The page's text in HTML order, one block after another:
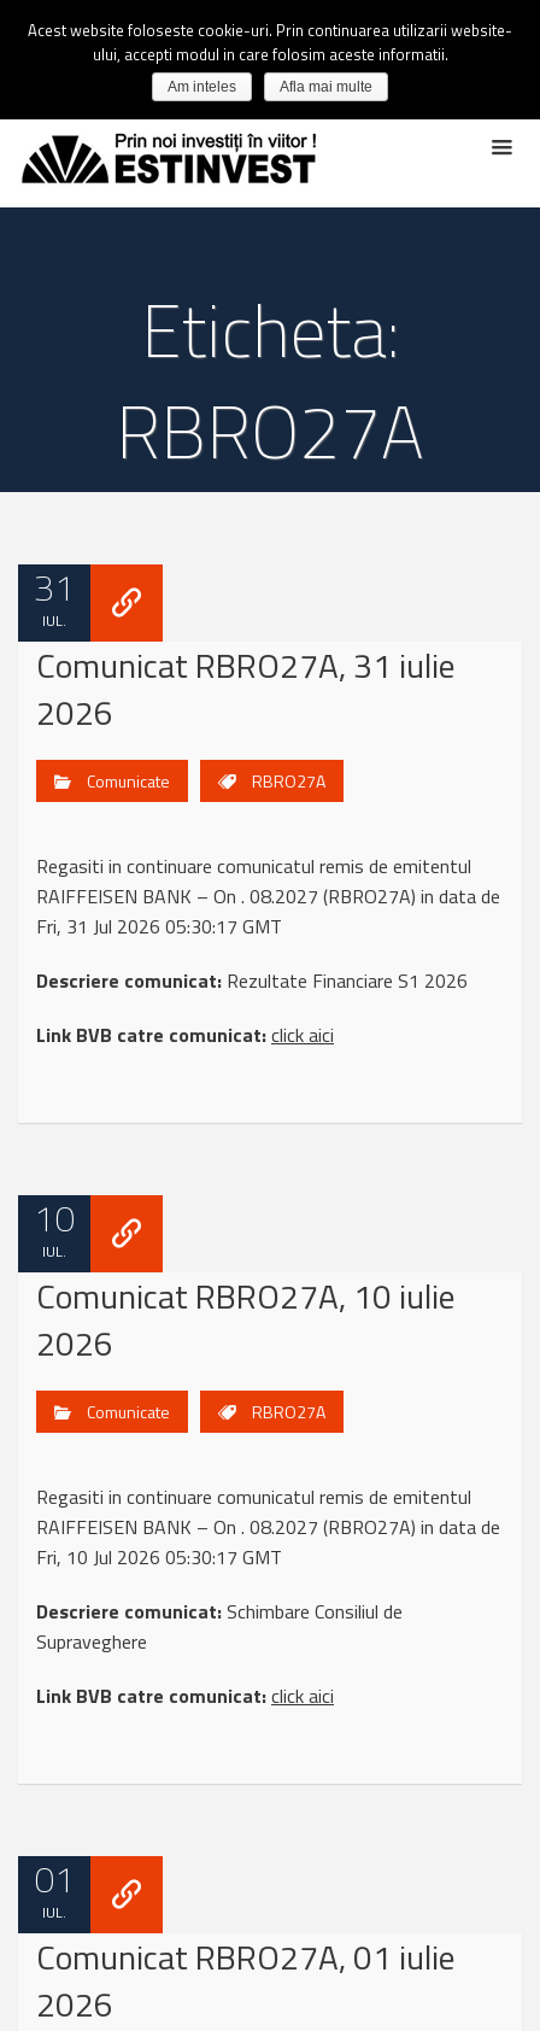
Eticheta:
RBRO27A
31
IUL.
Comunicat RBRO27A, 31 iulie
2026
Comunicate RBRO27A
Regasiti in continuare comunicatul remis de emitentul
RAIFFEISEN BANK – On . 08.2027 (RBRO27A) in data de
Fri, 31 Jul 2026 05:30:17 GMT
Descriere comunicat: Rezultate Financiare S1 2026
Link BVB catre comunicat:click aici
10
IUL.
Comunicat RBRO27A, 10 iulie
2026
Comunicate RBRO27A
Regasiti in continuare comunicatul remis de emitentul
RAIFFEISEN BANK – On . 08.2027 (RBRO27A) in data de
Fri, 10 Jul 2026 05:30:17 GMT
Descriere comunicat:Schimbare Consiliul de
Supraveghere
Link BVB catre comunicat:click aici
01
IUL.
Comunicat RBRO27A, 01 iulie
2026
Acest website foloseste cookie-uri. Prin continuarea utilizarii website-
ului, accepti modul in care folosim aceste informatii.
Am inteles Afla mai multe